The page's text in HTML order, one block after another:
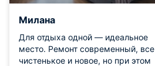
Милана
Для отдыха одной — идеальное
место. Ремонт современный, все
чистенькое и новое, но при этом